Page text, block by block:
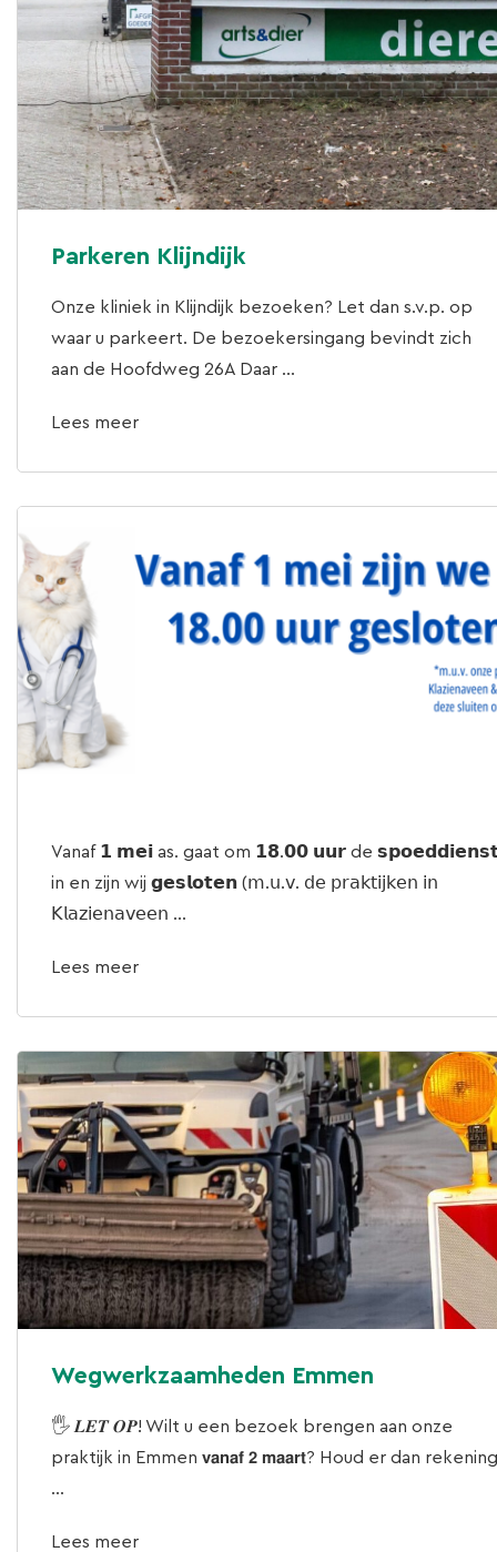
Parkeren Klijndijk
Onze kliniek in Klijndijk bezoeken? Let dan s.v.p. op
waar u parkeert. De bezoekersingang bevindt zich
aan de Hoofdweg 26A Daar ...
Lees meer
Vanaf 𝟭 𝗺𝗲𝗶 as. gaat om 𝟭𝟴.𝟬𝟬 𝘂𝘂𝗿 de
in en zijn wij 𝗴𝗲𝘀𝗹𝗼𝘁𝗲𝗻 (𝗆.𝗎.𝗏. 𝖽𝖾 𝗉𝗋𝖺𝗄𝗍𝗂𝗃𝗄𝖾𝗇 𝗂𝗇
𝖪𝗅𝖺𝗓𝗂𝖾𝗇𝖺𝗏𝖾𝖾𝗇 ...
Lees meer
Wegwerkzaamheden Emmen
🖐 𝑳𝑬𝑻 𝑶𝑷! Wilt u een bezoek brengen aan onze
praktijk in Emmen 𝘃𝗮𝗻𝗮𝗳 𝟮 𝗺𝗮𝗮𝗿𝘁? Houd er dan rekening
...
Lees meer